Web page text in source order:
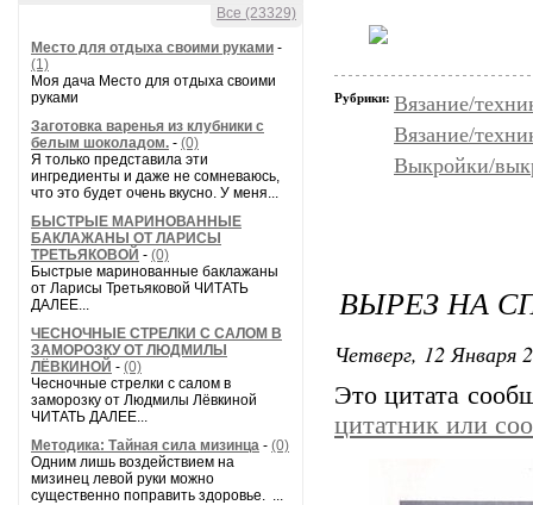
Все (23329)
Место для отдыха своими руками -
(1)
Моя дача Место для отдыха своими
руками
Заготовка варенья из клубники с
белым шоколадом. - (0)
Я только представила эти
ингредиенты и даже не сомневаюсь,
что это будет очень вкусно. У меня...
БЫСТРЫЕ МАРИНОВАННЫЕ
БАКЛАЖАНЫ ОТ ЛАРИСЫ
ТРЕТЬЯКОВОЙ - (0)
Быстрые маринованные баклажаны
от Ларисы Третьяковой ЧИТАТЬ
ДАЛЕЕ...
ЧЕСНОЧНЫЕ СТРЕЛКИ С САЛОМ В
ЗАМОРОЗКУ ОТ ЛЮДМИЛЫ
ЛЁВКИНОЙ - (0)
Чесночные стрелки с салом в
заморозку от Людмилы Лёвкиной
ЧИТАТЬ ДАЛЕЕ...
Методика: Тайная сила мизинца - (0)
Одним лишь воздействием на
мизинец левой руки можно
существенно поправить здоровье. ...
Рубрики: Вязание/
Вязание/
Выкройки/
ВЫРЕЗ НА
Четверг, 12 Января
Это цитата
цитатник или